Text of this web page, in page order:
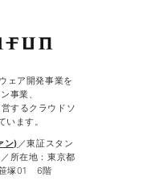
ェア開発事業を
事業、
するクラウドソ
います。
ン) ／東証スタン
所在地：東京都
塚01 6階